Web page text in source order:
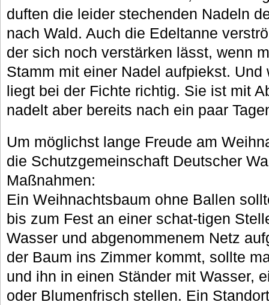
duften die leider stechenden Nadeln
nach Wald. Auch die Edeltanne
der sich noch verstärken lässt, wenn
Stamm mit einer Nadel aufpiekst.
liegt bei der Fichte richtig. Sie ist mit
nadelt aber bereits nach ein paar
Um möglichst lange Freude am
die Schutzgemeinschaft Deutscher
Maßnahmen:
Ein Weihnachtsbaum ohne Ballen
bis zum Fest an einer schat-tigen
Wasser und abgenommenem Netz
der Baum ins Zimmer kommt, sollte
und ihn in einen Ständer mit Wasser,
oder Blumenfrisch stellen. Ein